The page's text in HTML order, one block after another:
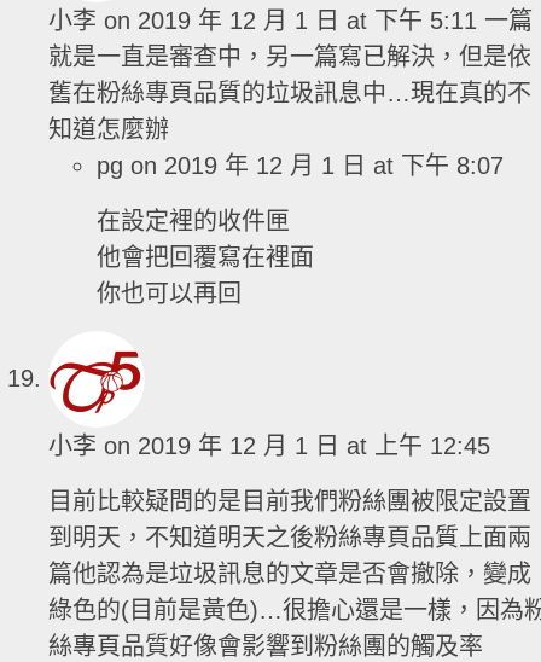
小李 on 2019 年 12 月 1 日 at 下午 5:11 一篇
就是一直是審查中，另一篇寫已解決，但是依
舊在粉絲專頁品質的垃圾訊息中…現在真的不
知道怎麼辦
pg on 2019 年 12 月 1 日 at 下午 8:07
在設定裡的收件匣
他會把回覆寫在裡面
你也可以再回
小李 on 2019 年 12 月 1 日 at 上午 12:45
目前比較疑問的是目前我們粉絲團被限定設置
到明天，不知道明天之後粉絲專頁品質上面兩
篇他認為是垃圾訊息的文章是否會撤除，變成
綠色的(目前是黃色)…很擔心還是一樣，因為
絲專頁品質好像會影響到粉絲團的觸及率